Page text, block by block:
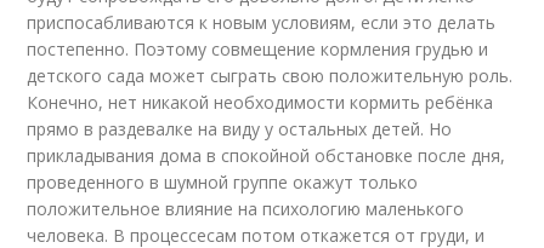
приспосабливаются к новым условиям, если это делать
постепенно. Поэтому совмещение кормления грудью и
детского сада может сыграть свою положительную роль.
Конечно, нет никакой необходимости кормить ребёнка
прямо в раздевалке на виду у остальных детей. Но
прикладывания дома в спокойной обстановке после дня,
проведенного в шумной группе окажут только
положительное влияние на психологию маленького
человека. В процессесам потом откажется от груди, и